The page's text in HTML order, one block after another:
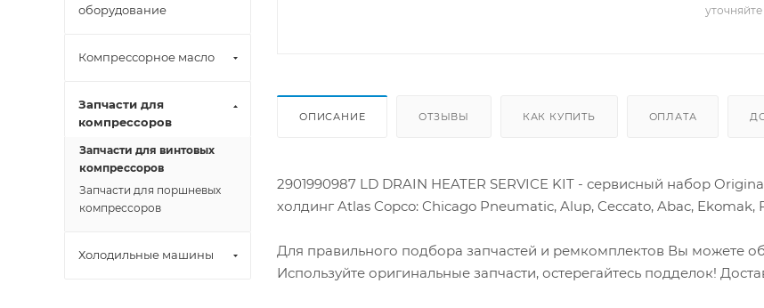
ОПИСАНИЕ ОТЗЫВЫ КАК КУПИТЬ ОПЛАТА
2901990987 LD DRAIN HEATER SERVICE KIT - сервисный набор
холдинг Atlas Copco: Chicago Pneumatic, Alup, Ceccato, Abac, Ekomak,
Для правильного подбора запчастей и ремкомплектов Вы можете
Используйте оригинальные запчасти, остерегайтесь подделок!
оборудование
Компрессорное масло
Запчасти для
компрессоров
Запчасти для винтовых
компрессоров
Запчасти для поршневых
компрессоров
Холодильные машины